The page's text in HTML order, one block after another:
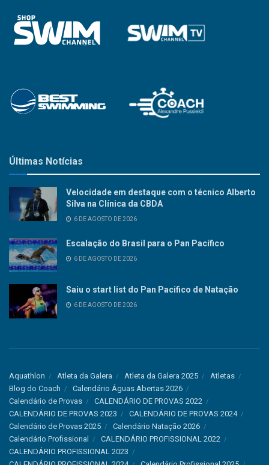
Últimas Notícias
Velocidade em destaque com o técnico Alberto
Silva na Clínica da CBDA
6 DE AGOSTO DE 2026
Escalação do Brasil para o Pan Pacífico
6 DE AGOSTO DE 2026
Saiu o start list do Pan Pacifico de Natação
6 DE AGOSTO DE 2026
Aquathlon Atleta da Galera Atleta da Galera 2025
Atletas
Blog do Coach
Calendário Águas Abertas 2026
Calendário de Provas
CALENDÁRIO DE PROVAS 2022
CALENDÁRIO DE PROVAS 2023
CALENDÁRIO DE PROVAS 2024
Calendário de Provas 2025
Calendário Natação 2026
Calendário Profissional
CALENDÁRIO PROFISSIONAL 2022
CALENDÁRIO PROFISSIONAL 2023